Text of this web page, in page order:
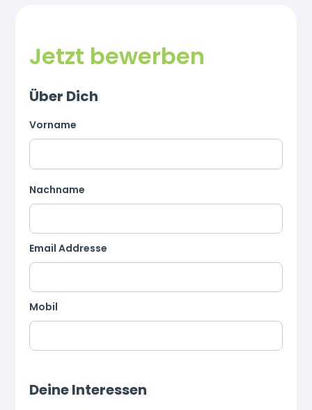
Jetzt bewerben
Über Dich
Vorname
Nachname
Email Addresse
Mobil
Deine Interessen